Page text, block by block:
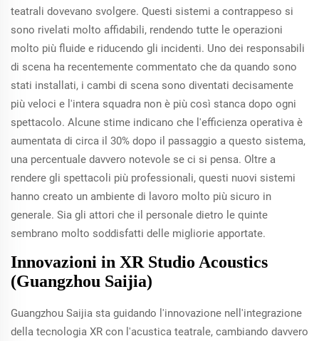
teatrali dovevano svolgere. Questi sistemi a contrappeso si
sono rivelati molto affidabili, rendendo tutte le operazioni
molto più fluide e riducendo gli incidenti. Uno dei responsabili
di scena ha recentemente commentato che da quando sono
stati installati, i cambi di scena sono diventati decisamente
più veloci e l'intera squadra non è più così stanca dopo ogni
spettacolo. Alcune stime indicano che l'efficienza operativa è
aumentata di circa il 30% dopo il passaggio a questo sistema,
una percentuale davvero notevole se ci si pensa. Oltre a
rendere gli spettacoli più professionali, questi nuovi sistemi
hanno creato un ambiente di lavoro molto più sicuro in
generale. Sia gli attori che il personale dietro le quinte
sembrano molto soddisfatti delle migliorie apportate.
Innovazioni in XR Studio Acoustics
(Guangzhou Saijia)
Guangzhou Saijia sta guidando l'innovazione nell'integrazione
della tecnologia XR con l'acustica teatrale, cambiando davvero